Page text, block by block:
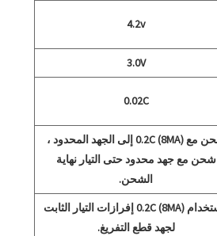
4.2v
3.0V
0.02C
شحن مع 0.2C (8MA) إلى الجهد المحدود ،
شحن مع جهد محدود حتى التيار نهاية
الشحن.
باستخدام 0.2C (8MA) إفرازات التيار الثابت
لجهد قطع التفريغ.